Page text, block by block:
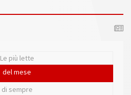
Le più lette
del mese
di sempre